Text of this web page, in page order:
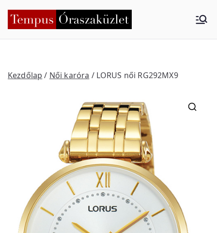
Tempus
küzlet
Kezdőlap / Női karóra / LORUS női RG292MX9